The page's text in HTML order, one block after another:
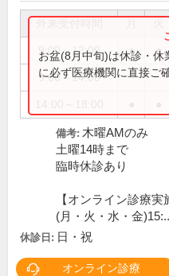
9:00～12:00 ● ●
9:00～14:00
お盆(8月中旬)は休診・
に必ず医療機関に直接ご
備考: 木曜AMのみ
土曜14時まで
臨時休診あり
【オンライン診療実
(月・火・水・金
休診日: 日・祝
オンライン診療